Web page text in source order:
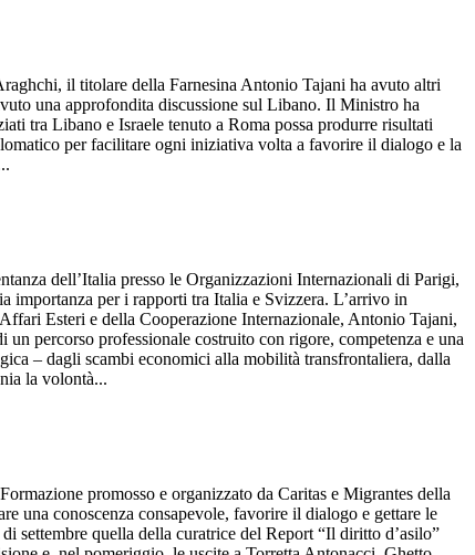
il titolare della Farnesina Antonio Tajani ha avuto altri
una approfondita discussione sul Libano. Il Ministro ha
tra Libano e Israele tenuto a Roma possa produrre risultati
per facilitare ogni iniziativa volta a favorire il dialogo e la
dell’Italia presso le Organizzazioni Internazionali di Parigi,
importanza per i rapporti tra Italia e Svizzera. L’arrivo in
Esteri e della Cooperazione Internazionale, Antonio Tajani,
percorso professionale costruito con rigore, competenza e una
– dagli scambi economici alla mobilità transfrontaliera, dalla
la volontà...
promosso e organizzato da Caritas e Migrantes della
una conoscenza consapevole, favorire il dialogo e gettare le
settembre quella della curatrice del Report “Il diritto d’asilo”